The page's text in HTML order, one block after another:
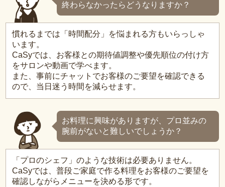
終わらなかったらどうなりますか？
慣れるまでは「時間配分」を悩まれる方もいらっしゃ
います。
CaSyでは、お客様との期待値調整や優先順位の付け方
をサロンや動画で学べます。
また、事前にチャットでお客様のご要望を確認できる
ので、当日迷う時間を減らせます。
お料理に興味がありますが、プロ並みの
腕前がないと難しいでしょうか？
「プロのシェフ」のような技術は必要ありません。
CaSyでは、普段ご家庭で作る料理をお客様のご要望を
確認しながらメニューを決める形です。